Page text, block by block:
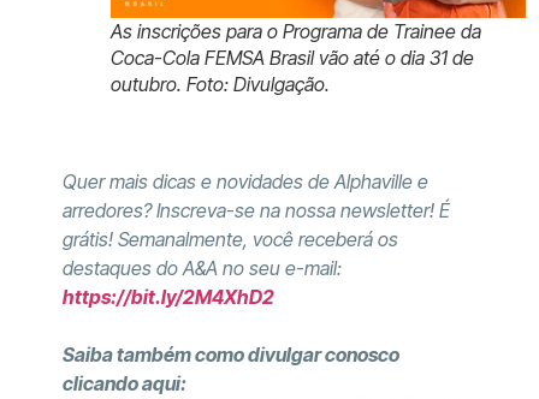
As inscrições para o Programa de Trainee da
Coca-Cola FEMSA Brasil vão até o dia 31 de
outubro. Foto: Divulgação.
Quer mais dicas e novidades de Alphaville e
arredores? Inscreva-se na nossa newsletter! É
grátis! Semanalmente, você receberá os
destaques do A&A no seu e-mail:
https://bit.ly/2M4XhD2
Saiba também como divulgar conosco
clicando aqui: